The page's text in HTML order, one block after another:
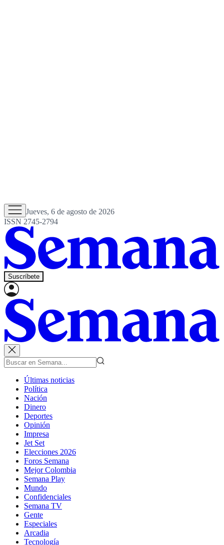
Jueves, 6 de agosto de 2026
ISSN 2745-2794
Suscríbete
Últimas noticias
Política
Nación
Dinero
Deportes
Opinión
Impresa
Jet Set
Elecciones 2026
Foros Semana
Mejor Colombia
Semana Play
Mundo
Confidenciales
Semana TV
Gente
Especiales
Arcadia
Tecnología